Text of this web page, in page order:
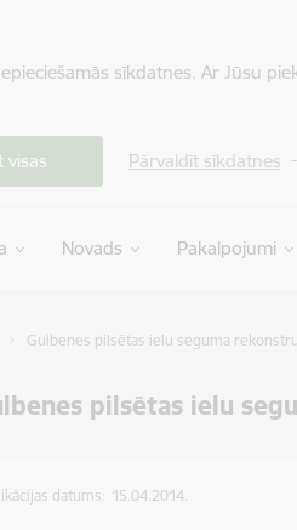
sīkdatnes. Ar Jūsu
visas Pārvaldīt sīkdatnes
Novads Pakalpojumi
Gulbenes pilsētas ielu seguma
pilsētas ielu
datums: 15.04.2014.